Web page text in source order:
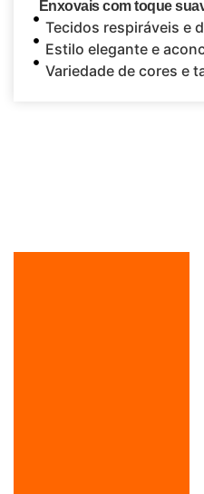
Enxovais com toque
Tecidos respiráveis e
Estilo elegante e
Variedade de cores e